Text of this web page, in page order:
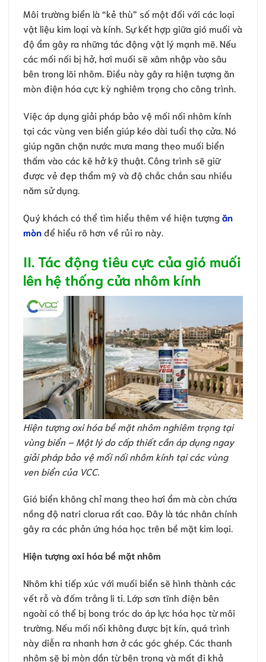
Môi trường biển là “kẻ thù” số một đối với các loại
vật liệu kim loại và kính. Sự kết hợp giữa gió muối và
độ ẩm gây ra những tác động vật lý mạnh mẽ. Nếu
các mối nối bị hở, hơi muối sẽ xâm nhập vào sâu
bên trong lõi nhôm. Điều này gây ra hiện tượng ăn
mòn điện hóa cực kỳ nghiêm trọng cho công trình.
Việc áp dụng giải pháp bảo vệ mối nối nhôm kính
tại các vùng ven biển giúp kéo dài tuổi thọ cửa. Nó
giúp ngăn chặn nước mưa mang theo muối biển
thấm vào các kẽ hở kỹ thuật. Công trình sẽ giữ
được vẻ đẹp thẩm mỹ và độ chắc chắn sau nhiều
năm sử dụng.
Quý khách có thể tìm hiểu thêm về hiện tượngăn
mònđể hiểu rõ hơn về rủi ro này.
II. Tác động tiêu cực của gió muối
lên hệ thống cửa nhôm kính
Hiện tượng oxi hóa bề mặt nhôm nghiêm trọng tại
vùng biển – Một lý do cấp thiết cần áp dụng ngay
giải pháp bảo vệ mối nối nhôm kính tại các vùng
ven biển của VCC.
Gió biển không chỉ mang theo hơi ẩm mà còn chứa
nồng độ natri clorua rất cao. Đây là tác nhân chính
gây ra các phản ứng hóa học trên bề mặt kim loại.
Hiện tượng oxi hóa bề mặt nhôm
Nhôm khi tiếp xúc với muối biển sẽ hình thành các
vết rỗ và đốm trắng li ti. Lớp sơn tĩnh điện bên
ngoài có thể bị bong tróc do áp lực hóa học từ môi
trường. Nếu mối nối không được bịt kín, quá trình
này diễn ra nhanh hơn ở các góc ghép. Các thanh
nhôm sẽ bị mòn dần từ bên trong và mất đi khả